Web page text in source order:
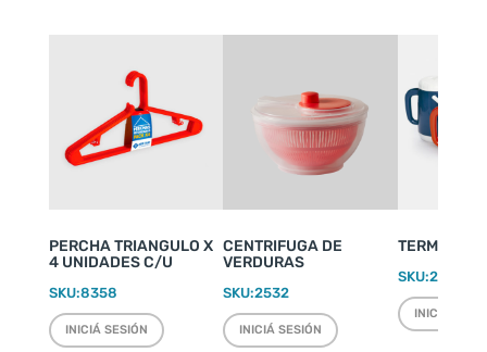
PERCHA TRIANGULO X
4 UNIDADES C/U
SKU:8358
INICIÁ SESIÓN
CENTRIFUGA DE
VERDURAS
SKU:2532
INICIÁ SESIÓN
TERMO
SKU:2220
INICIÁ